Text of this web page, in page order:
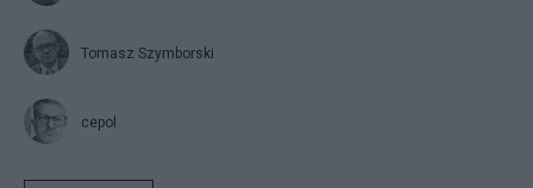
Tomasz Szymborski
cepol